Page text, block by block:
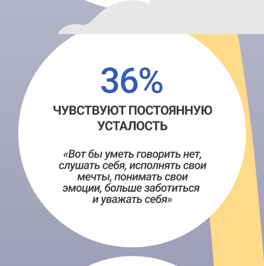
Что же делать?
Давайте искать
решение!
Что предлагает
йога?
Подход к жизни через
удовлетворенность.